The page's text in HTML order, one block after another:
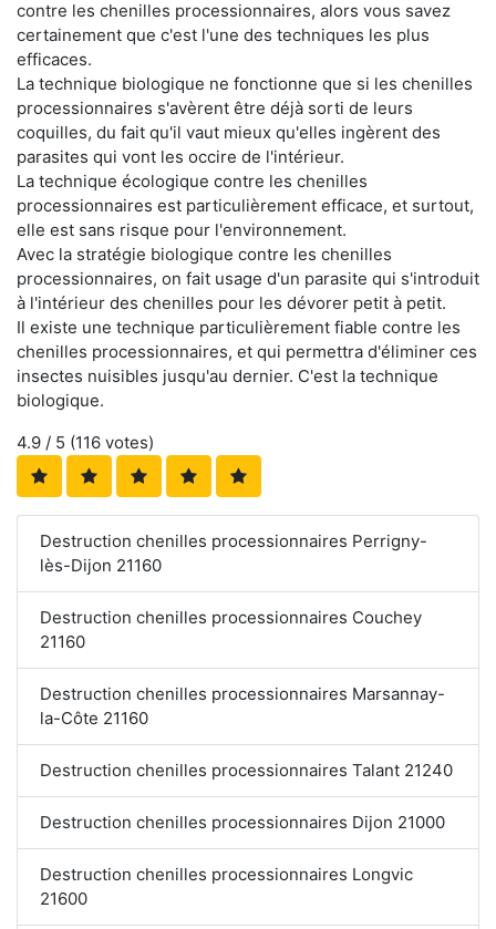
contre les chenilles processionnaires, alors vous savez
certainement que c'est l'une des techniques les plus
efficaces.
La technique biologique ne fonctionne que si les chenilles
processionnaires s'avèrent être déjà sorti de leurs
coquilles, du fait qu'il vaut mieux qu'elles ingèrent des
parasites qui vont les occire de l'intérieur.
La technique écologique contre les chenilles
processionnaires est particulièrement efficace, et surtout,
elle est sans risque pour l'environnement.
Avec la stratégie biologique contre les chenilles
processionnaires, on fait usage d'un parasite qui s'introduit
à l'intérieur des chenilles pour les dévorer petit à petit.
Il existe une technique particulièrement fiable contre les
chenilles processionnaires, et qui permettra d'éliminer ces
insectes nuisibles jusqu'au dernier. C'est la technique
biologique.
4.9 / 5 (116 votes)
Destruction chenilles processionnaires Perrigny-
lès-Dijon 21160
Destruction chenilles processionnaires Couchey
21160
Destruction chenilles processionnaires Marsannay-
la-Côte 21160
Destruction chenilles processionnaires Talant 21240
Destruction chenilles processionnaires Dijon 21000
Destruction chenilles processionnaires Longvic
21600